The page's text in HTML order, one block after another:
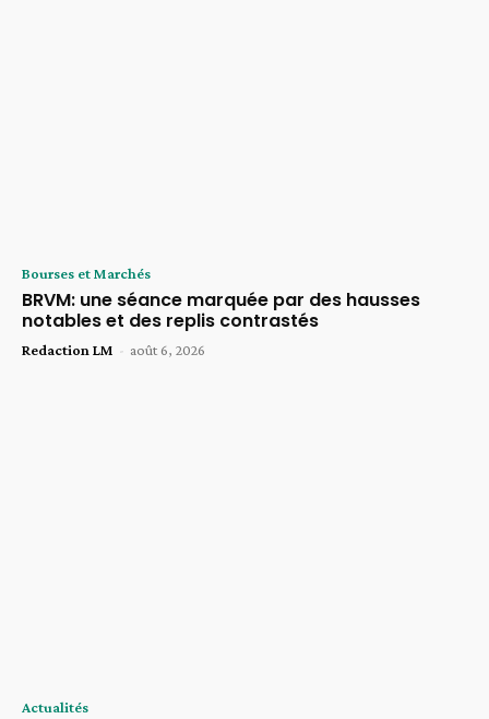
Bourses et Marchés
BRVM: une séance marquée par des hausses
notables et des replis contrastés
Redaction LM - août 6, 2026
Actualités